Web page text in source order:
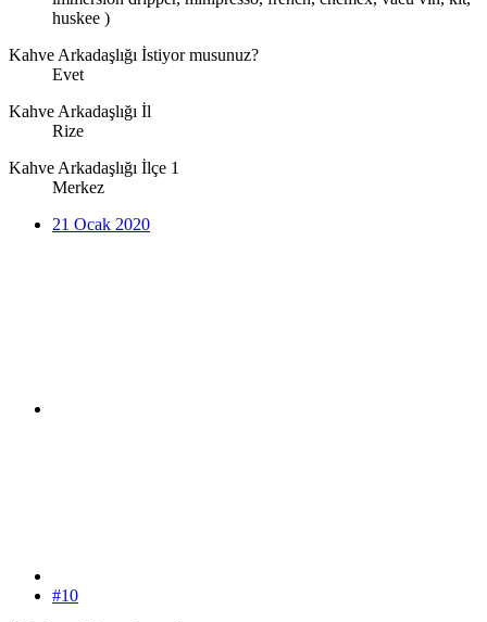
huskee )
Kahve Arkadaşlığı İstiyor musunuz?
Evet
Kahve Arkadaşlığı İl
Rize
Kahve Arkadaşlığı İlçe 1
Merkez
21 Ocak 2020
#10